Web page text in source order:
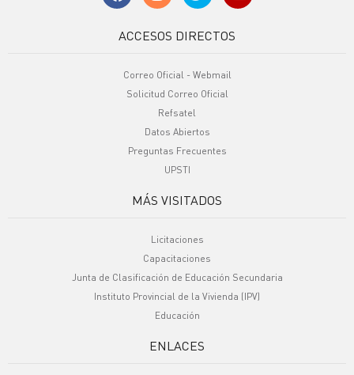
ACCESOS DIRECTOS
Correo Oficial - Webmail
Solicitud Correo Oficial
Refsatel
Datos Abiertos
Preguntas Frecuentes
UPSTI
MÁS VISITADOS
Licitaciones
Capacitaciones
Junta de Clasificación de Educación Secundaria
Instituto Provincial de la Vivienda (IPV)
Educación
ENLACES